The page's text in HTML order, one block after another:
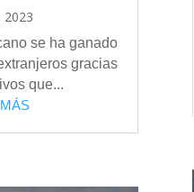
2023
se ha ganado
gracias
que...